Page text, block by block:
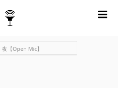
夜【Open Mic】